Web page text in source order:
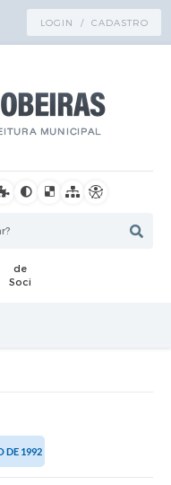
LOGIN / CADASTRO
DE 1992